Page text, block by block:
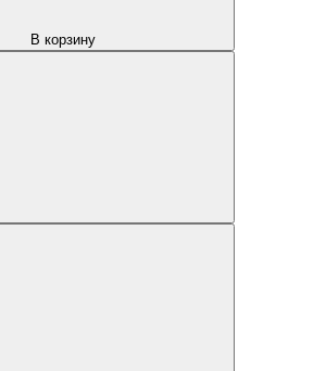
В корзину